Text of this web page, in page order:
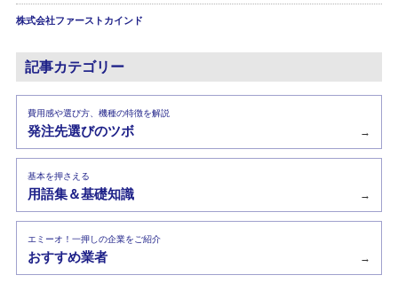
株式会社ファーストカインド
記事カテゴリー
費用感や選び方、機種の特徴を解説
発注先選びのツボ →
基本を押さえる
用語集＆基礎知識 →
エミーオ！一押しの企業をご紹介
おすすめ業者 →